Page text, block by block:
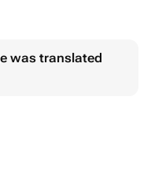
was translated